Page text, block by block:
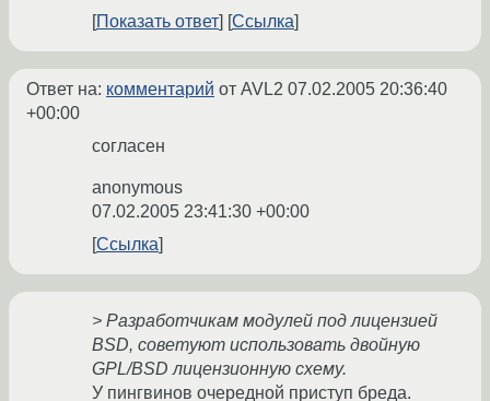
Показать ответ
Ссылка
Ответ на: комментарий от AVL2 07.02.2005 20:36:40
+00:00
согласен
anonymous
07.02.2005 23:41:30 +00:00
Ссылка
> Разработчикам модулей под лицензией
BSD, советуют использовать двойную
GPL/BSD лицензионную схему.
У пингвинов очередной приступ бреда.